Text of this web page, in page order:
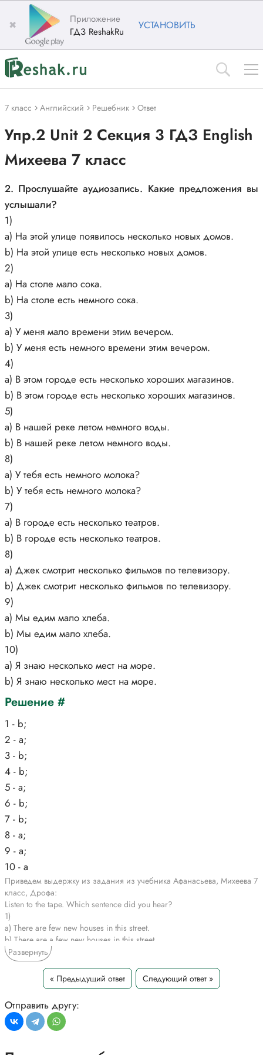
✖
Приложение
ГДЗ ReshakRu
УСТАНОВИТЬ
7 класс Английский Решебник Ответ
Упр.2 Unit 2 Секция 3 ГДЗ English
Михеева 7 класс
2. Прослушайте аудиозапись. Какие предложения вы
услышали?
1)
a) На этой улице появилось несколько новых домов.
b) На этой улице есть несколько новых домов.
2)
a) На столе мало сока.
b) На столе есть немного сока.
3)
a) У меня мало времени этим вечером.
b) У меня есть немного времени этим вечером.
4)
a) В этом городе есть несколько хороших магазинов.
b) В этом городе есть несколько хороших магазинов.
5)
a) В нашей реке летом немного воды.
b) В нашей реке летом немного воды.
8)
a) У тебя есть немного молока?
b) У тебя есть немного молока?
7)
a) В городе есть несколько театров.
b) В городе есть несколько театров.
8)
a) Джек смотрит несколько фильмов по телевизору.
b) Джек смотрит несколько фильмов по телевизору.
9)
a) Мы едим мало хлеба.
b) Мы едим мало хлеба.
10)
a) Я знаю несколько мест на море.
b) Я знаю несколько мест на море.
Решение #
1 - b;
2 - a;
3 - b;
4 - b;
5 - a;
6 - b;
7 - b;
8 - a;
9 - a;
10 - a
Приведем выдержку из задания из учебника Афанасьева, Михеева 7
класс, Дрофа:
Listen to the tape. Which sentence did you hear?
1)
a) There are few new houses in this street.
b) There are a few new houses in this street.
2)
a) There is little juice on the table.
b) There is a little juice on the table.
a) I have little time this evening.
b) I have a little time this evening.
4)
a) There are few good shops in this town. b) There are a few good
Развернуть
« Предыдущий ответ Следующий ответ »
Отправить другу: